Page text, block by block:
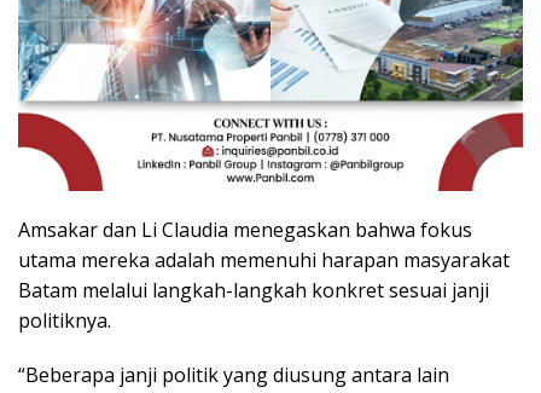
Amsakar dan Li Claudia menegaskan bahwa fokus
utama mereka adalah memenuhi harapan masyarakat
Batam melalui langkah-langkah konkret sesuai janji
politiknya.
“Beberapa janji politik yang diusung antara lain